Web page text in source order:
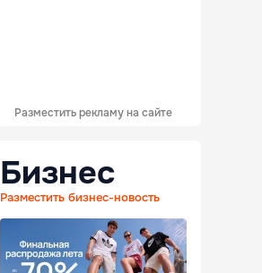
Разместить рекламу на сайте
Бизнес
Разместить бизнес-новость